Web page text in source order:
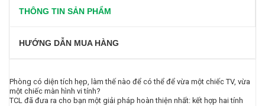
THÔNG TIN SẢN PHẨM
HƯỚNG DẪN MUA HÀNG
Phòng có diện tích hẹp, làm thế nào để có thể để vừa một chiếc TV, vừa
một chiếc màn hình vi tính?
TCL đã đưa ra cho bạn một giải pháp hoàn thiện nhất: kết hợp hai tính